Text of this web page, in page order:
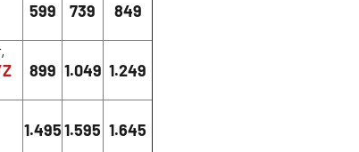
599 739 849
899 1.049 1.249
1.4951.595 1.645